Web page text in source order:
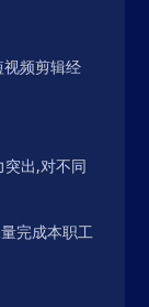
频剪辑经
出,对不同
完成本职工